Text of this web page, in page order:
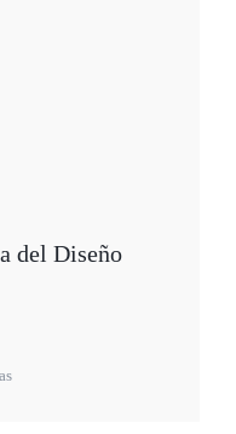
del Diseño